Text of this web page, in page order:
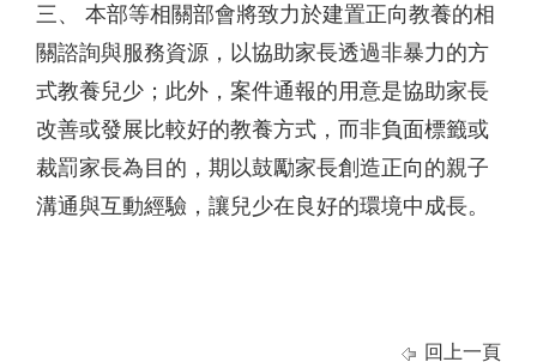
三、 本部等相關部會將致力於建置正向教養的相
關諮詢與服務資源，以協助家長透過非暴力的方
式教養兒少；此外，案件通報的用意是協助家長
改善或發展比較好的教養方式，而非負面標籤或
裁罰家長為目的，期以鼓勵家長創造正向的親子
溝通與互動經驗，讓兒少在良好的環境中成長。
回上一頁